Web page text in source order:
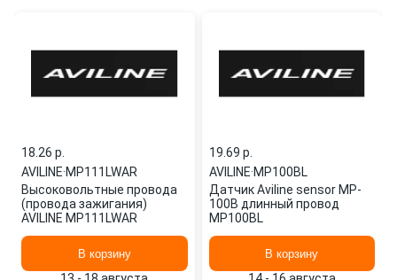
18.26 p.
AVILINE·MP111LWAR
Высоковольтные провода
(провода зажигания)
AVILINE MP111LWAR
В корзину
19.69 p.
AVILINE·MP100BL
Датчик Aviline sensor MP-
100B длинный провод
MP100BL
В корзину